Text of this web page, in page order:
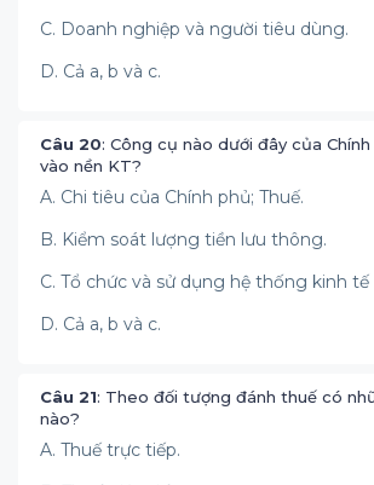
C. Doanh nghiệp và người tiêu dùng.
D. Cả a, b và c.
Câu 20: Công cụ nào dưới đây của
vào nền KT?
A. Chi tiêu của Chính phủ; Thuế.
B. Kiểm soát lượng tiền lưu thông.
C. Tổ chức và sử dụng hệ thống kinh tế
D. Cả a, b và c.
Câu 21: Theo đối tượng đánh thuế có
nào?
A. Thuế trực tiếp.